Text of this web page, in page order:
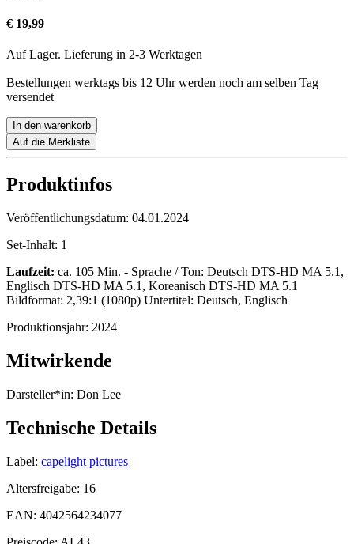
€ 19,99
Auf Lager. Lieferung in 2-3 Werktagen
Bestellungen werktags bis 12 Uhr werden noch am selben Tag
versendet
In den warenkorb
Auf die Merkliste
Produktinfos
Veröffentlichungsdatum: 04.01.2024
Set-Inhalt: 1
Laufzeit: ca. 105 Min. - Sprache / Ton: Deutsch DTS-HD MA 5.1,
Englisch DTS-HD MA 5.1, Koreanisch DTS-HD MA 5.1
Bildformat: 2,39:1 (1080p) Untertitel: Deutsch, Englisch
Produktionsjahr: 2024
Mitwirkende
Darsteller*in: Don Lee
Technische Details
Label: capelight pictures
Altersfreigabe: 16
EAN: 4042564234077